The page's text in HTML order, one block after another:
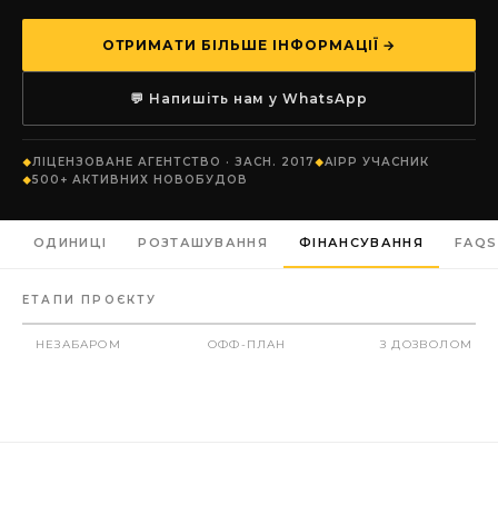
ОТРИМАТИ БІЛЬШЕ ІНФОРМАЦІЇ →
💬 Напишіть нам у WhatsApp
ЛІЦЕНЗОВАНЕ АГЕНТСТВО · ЗАСН. 2017
AIPP УЧАСНИК
500+ АКТИВНИХ НОВОБУДОВ
ОДИНИЦІ РОЗТАШУВАННЯ ФІНАНСУВАННЯ FAQS
ЕТАПИ ПРОЄКТУ
НЕЗАБАРОМ ОФФ-ПЛАН З ДОЗВОЛОМ